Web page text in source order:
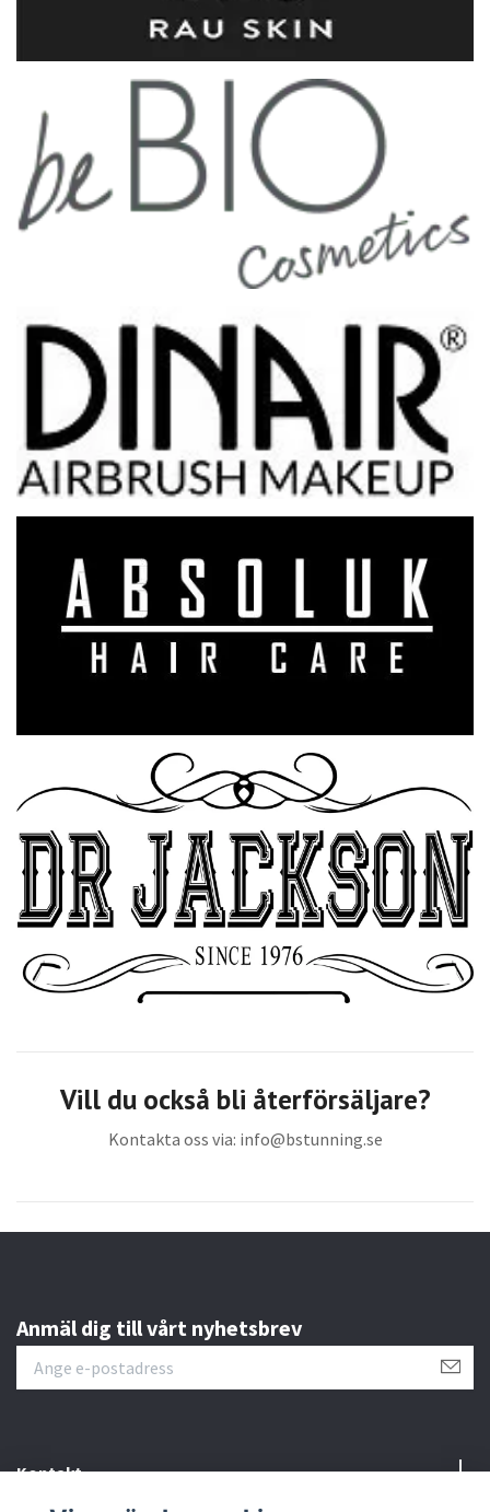
Vill du också bli återförsäljare?
Kontakta oss via: info@bstunning.se
Anmäl dig till vårt nyhetsbrev
Kontakt